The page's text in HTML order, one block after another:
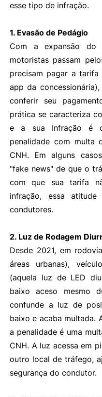
esse tipo de infração.
1. Evasão de Pedágio
Com a expansão do
motoristas passam
precisam pagar a
app da
conferir seu
prática se caracteriza
e a sua Infração é
penalidade com multa
CNH. Em alguns
"fake news" de que o
com que sua tarifa
infração, essa
condutores.
2. Luz de Rodagem
Desde 2021, em
áreas urbanas),
(aquela luz de LED
baixo aceso mesmo
confunde a luz de
baixo e acaba multada.
a penalidade é uma
CNH. A luz acessa em
outro local de tráfego,
segurança do condutor.